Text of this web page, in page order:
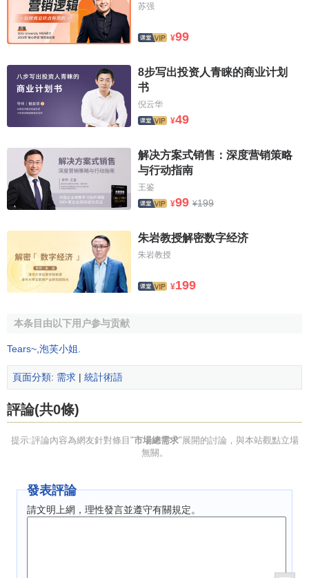
苏强
¥99
8步写出投资人青睐的商业计划
书
倪云华
¥49
解决方案式销售：深度营销策略
与行动指南
王鉴
¥99 ¥199
朱岩教授解密数字经济
朱岩教授
¥199
本条目由以下用户参与贡献
Tears~ 泡芙小姐
頁面分類: 需求 | 統計術語
評論(共0條)
提示:評論內容為網友針對條目"市場總需求"展開的討論，與本站觀點立場
無關。
發表評論
請文明上網，理性發言並遵守有關規定。